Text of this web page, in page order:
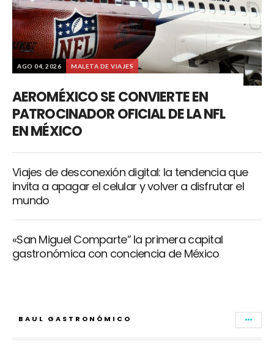
AGO 04, 2026 MALETA DE VIAJES
AEROMÉXICO SE CONVIERTE EN
PATROCINADOR OFICIAL DE LA NFL
EN MÉXICO
Viajes de desconexión digital: la tendencia que
invita a apagar el celular y volver a disfrutar el
mundo
«San Miguel Comparte” la primera capital
gastronómica con conciencia de México
BAUL GASTRONÓMICO